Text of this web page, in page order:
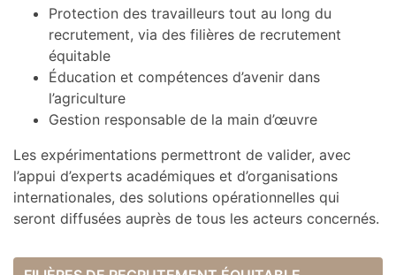
Protection des travailleurs tout au long du
recrutement, via des filières de recrutement
équitable
Éducation et compétences d’avenir dans
l’agriculture
Gestion responsable de la main d’œuvre
Les expérimentations permettront de valider, avec
l’appui d’experts académiques et d’organisations
internationales, des solutions opérationnelles qui
seront diffusées auprès de tous les acteurs concernés.